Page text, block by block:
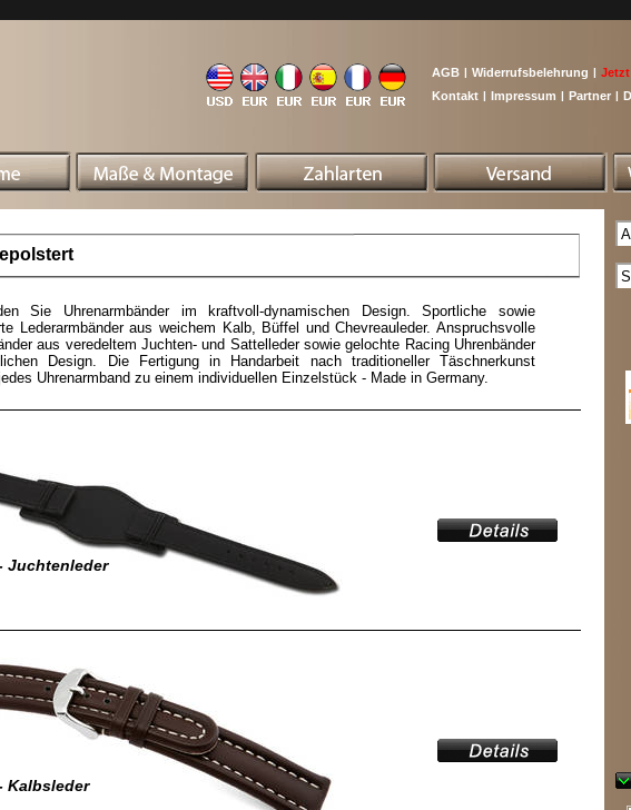
AGB | Widerrufsbelehrung |
Kontakt | Impressum | Partner |
Sie Uhrenarmbänder im kraftvoll-dynamischen Design. Sportliche sowie
Lederarmbänder aus weichem Kalb, Büffel und Chevreauleder. Anspruchsvolle
aus veredeltem Juchten- und Sattelleder sowie gelochte Racing Uhrenbänder
Design. Die Fertigung in Handarbeit nach traditioneller Täschnerkunst
Uhrenarmband zu einem individuellen Einzelstück - Made in Germany.
Juchtenleder
Kalbsleder